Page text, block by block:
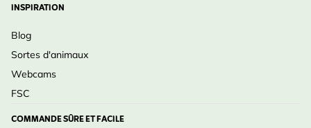
INSPIRATION
Blog
Sortes d'animaux
Webcams
FSC
COMMANDE SÛRE ET FACILE